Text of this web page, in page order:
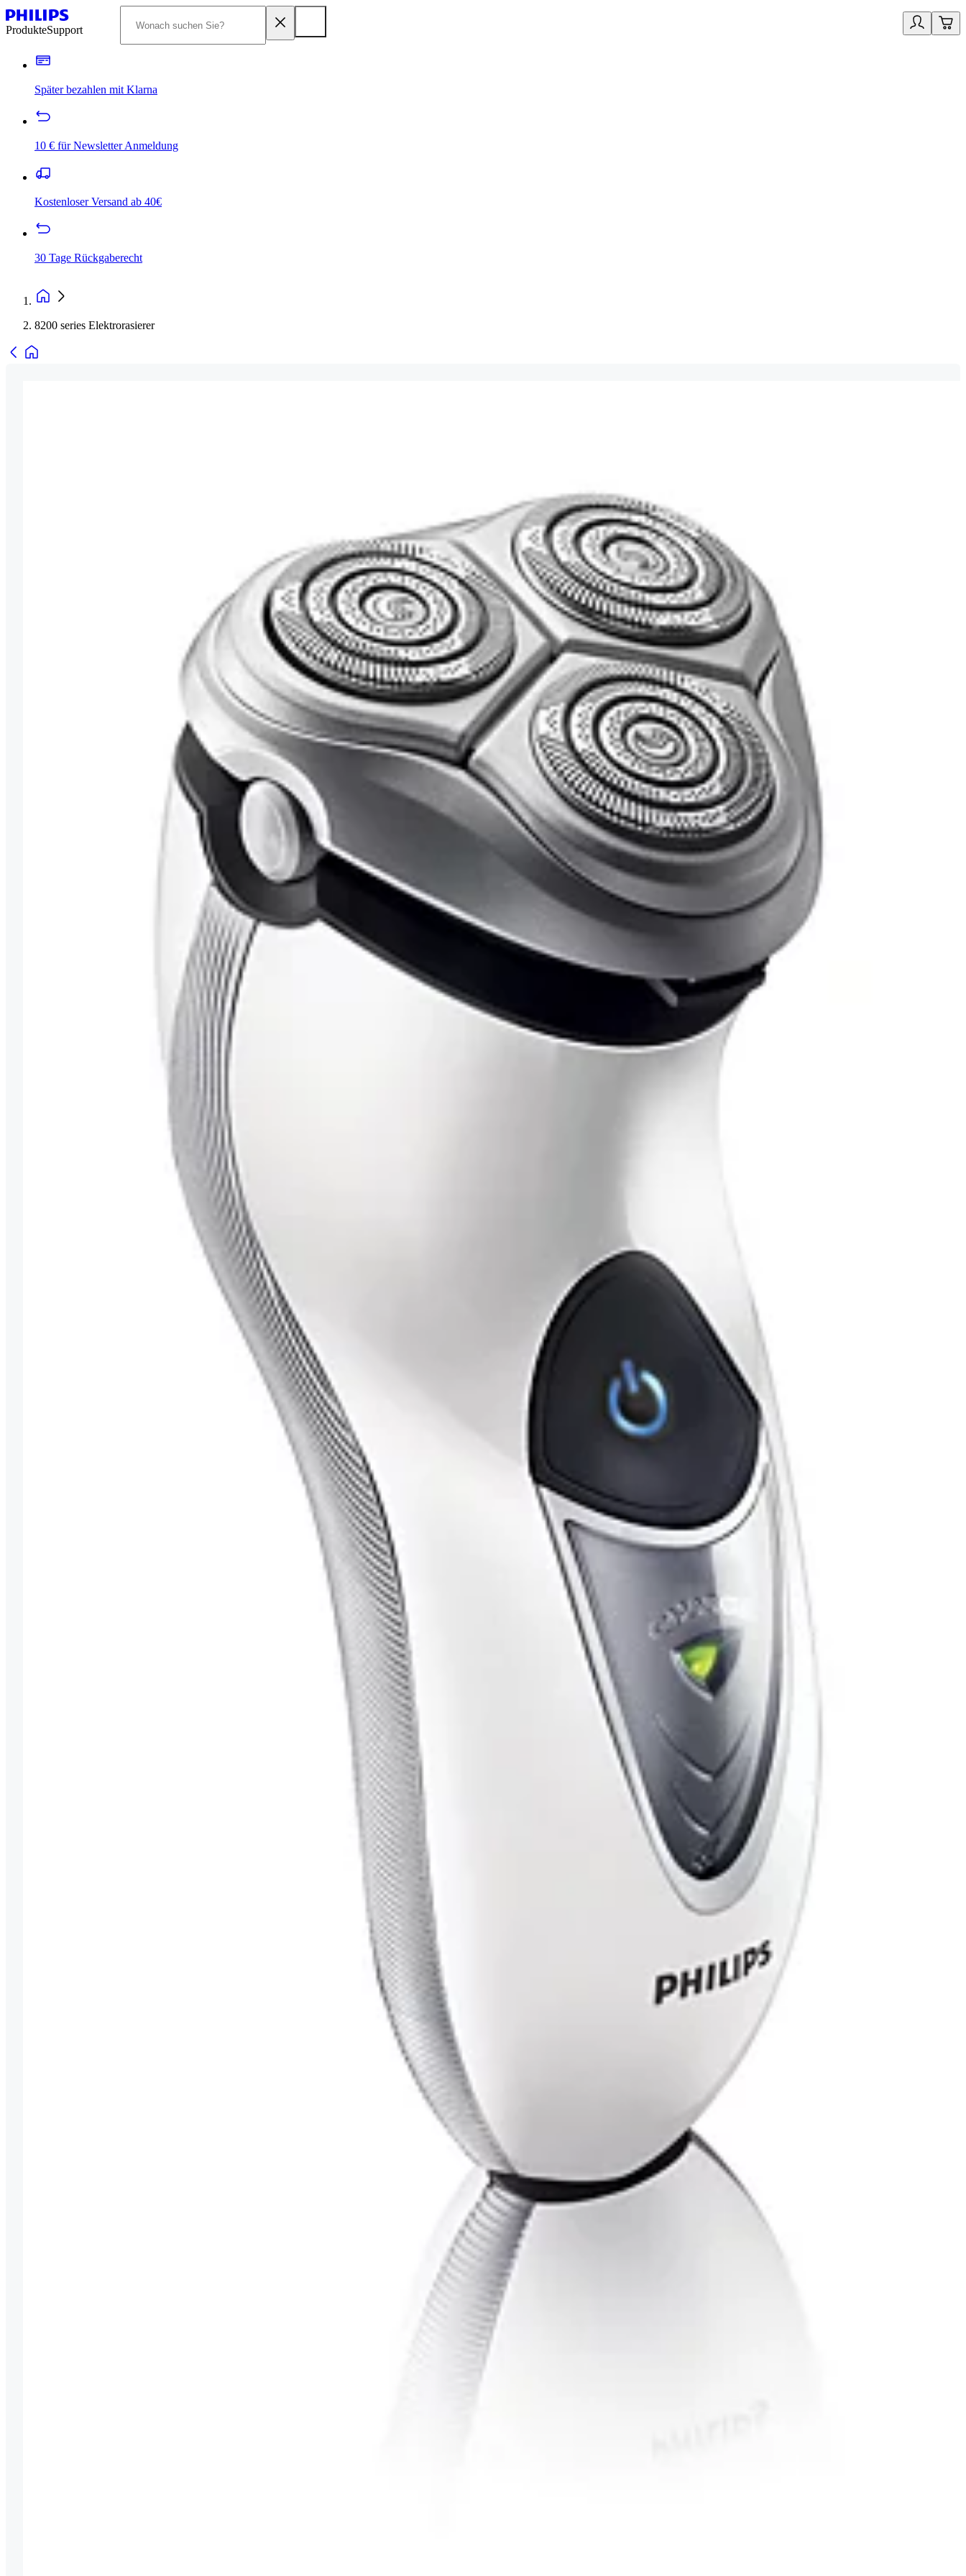
ProdukteSupport
Später bezahlen mit Klarna
10 € für Newsletter Anmeldung
Kostenloser Versand ab 40€
30 Tage Rückgaberecht
8200 series Elektrorasierer